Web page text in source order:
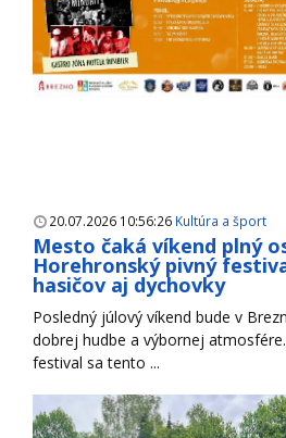
20.07.2026 10:56:26 Kultúra a šport
Mesto čaká víkend plný
Horehronský pivný
hasičov aj dychovky
Posledný júlový víkend bude v
dobrej hudbe a výbornej
festival sa tento ...